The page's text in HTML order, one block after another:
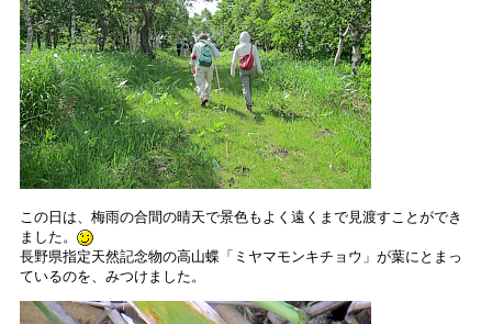
この日は、梅雨の合間の晴天で景色もよく遠くまで見渡すことができ
ました。
長野県指定天然記念物の高山蝶「ミヤマモンキチョウ」が葉にとまっ
ているのを、みつけました。